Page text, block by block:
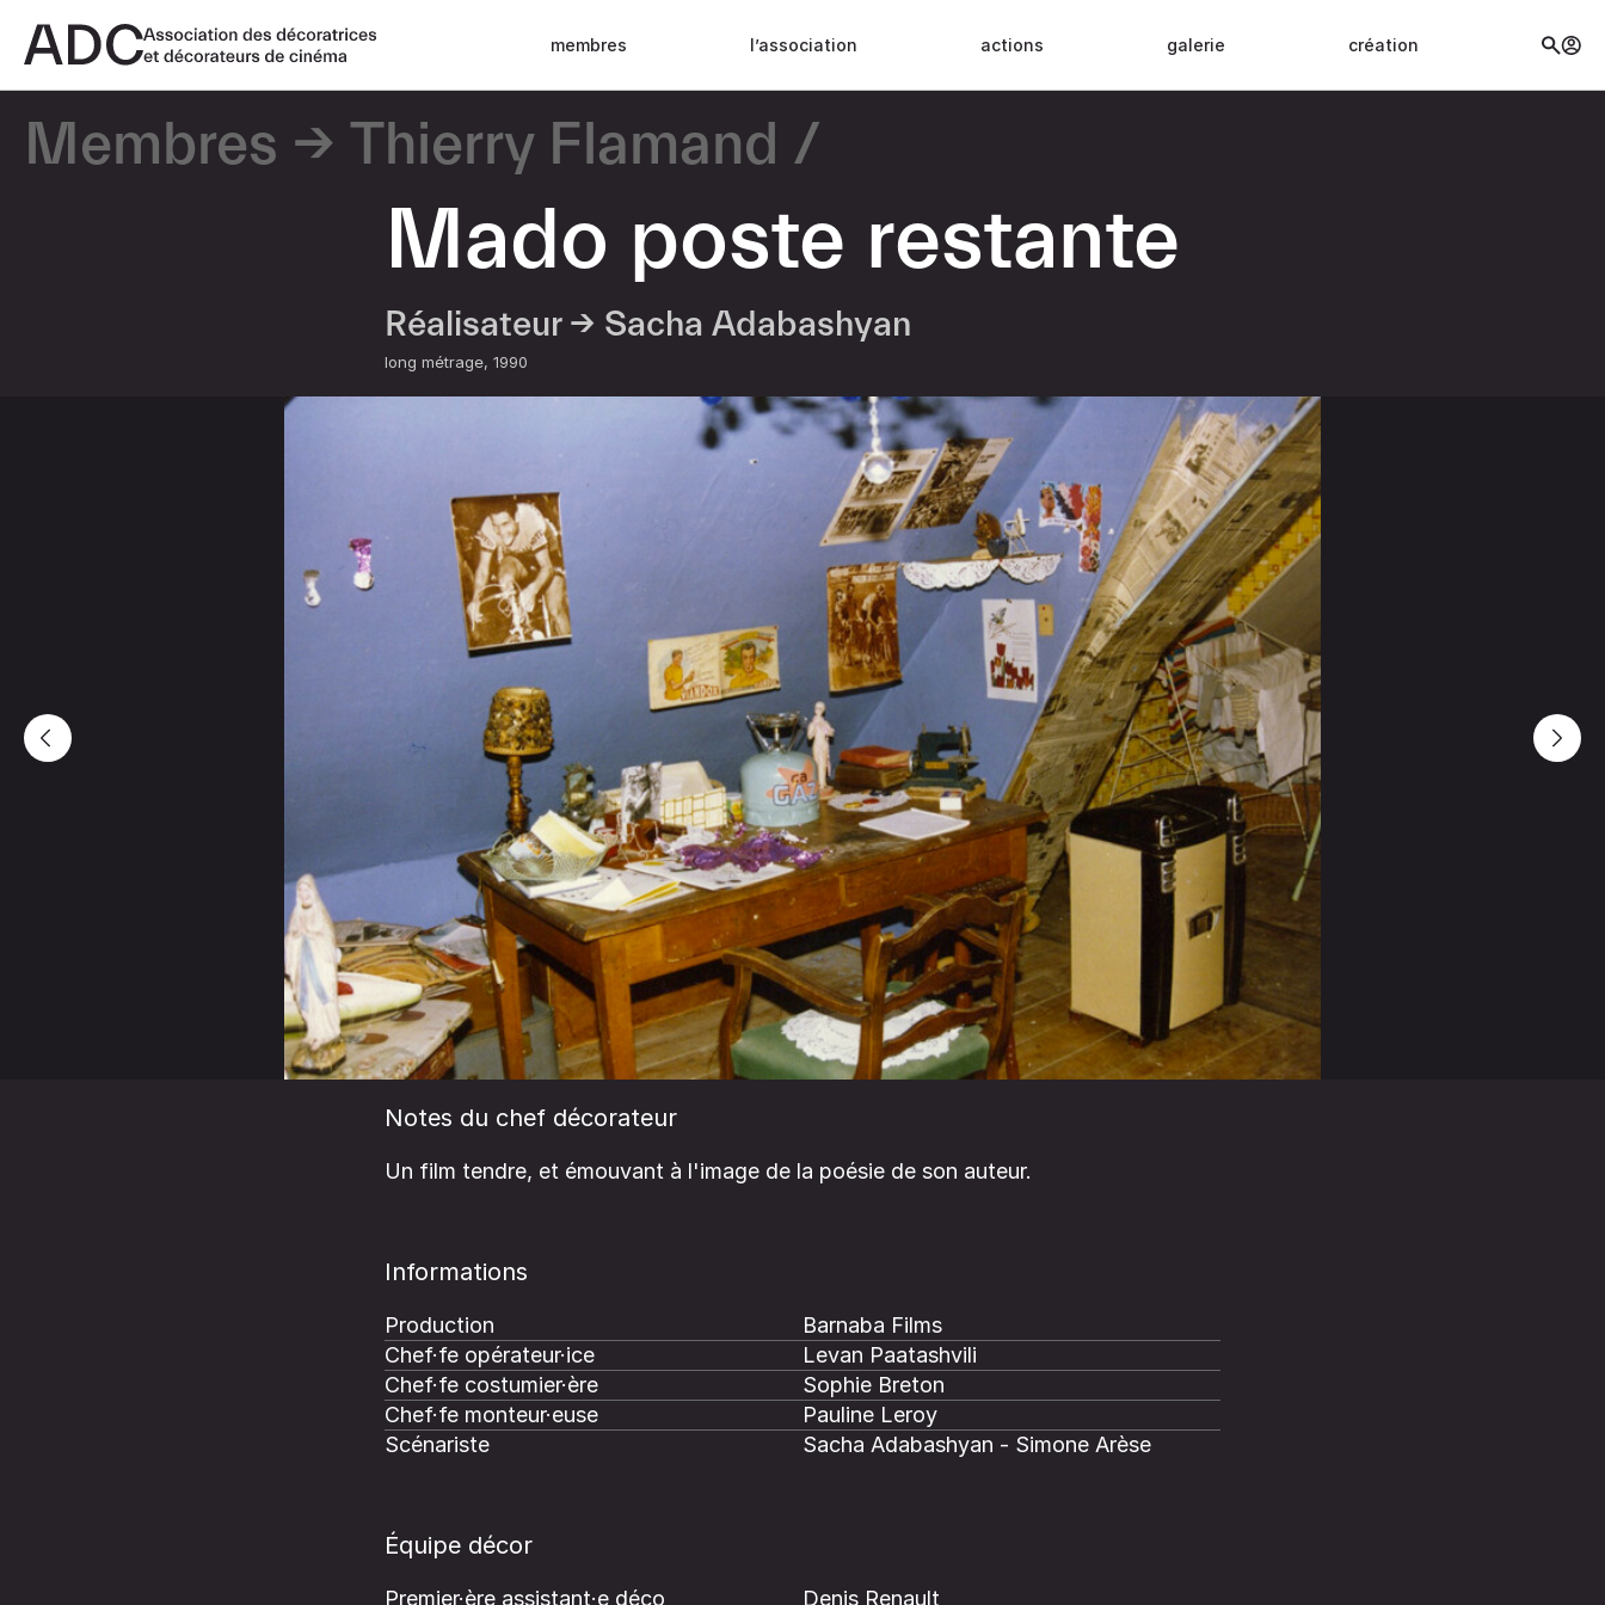
membres l’association actions galerie création
Membres Thierry Flamand
Mado poste restante
Réalisateur → Sacha Adabashyan
long métrage 1990
Notes du chef décorateur
Un film tendre, et émouvant à l'image de la poésie de son auteur.
Informations
Production
Barnaba Films
Chef·fe opérateur·ice
Levan Paatashvili
Chef·fe costumier·ère
Sophie Breton
Chef·fe monteur·euse
Pauline Leroy
Scénariste
Sacha Adabashyan - Simone Arèse
Équipe décor
Premier·ère assistant·e déco Denis Renault